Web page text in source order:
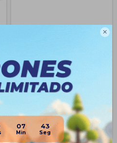

07 43
Topper Calzado Para Fútbol
$
$
$ 632
$ 669
Disponible Envío